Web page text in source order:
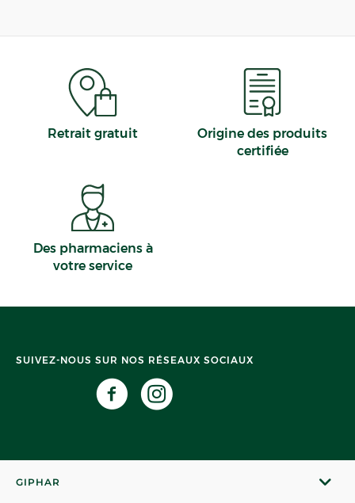
Retrait gratuit
Origine des produits
certifiée
Des pharmaciens à
votre service
SUIVEZ-NOUS SUR NOS RÉSEAUX SOCIAUX
GIPHAR